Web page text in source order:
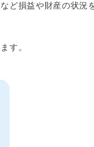
ど損益や財産の状況
す。